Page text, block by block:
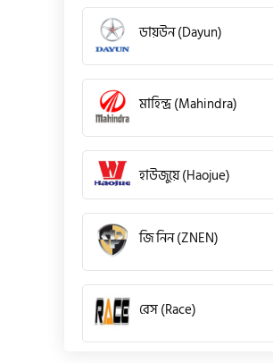
ডায়উন (Dayun)
মাহিন্দ্র (Mahindra)
হাউজুয়ে (Haojue)
জি নিন (ZNEN)
রেস (Race)